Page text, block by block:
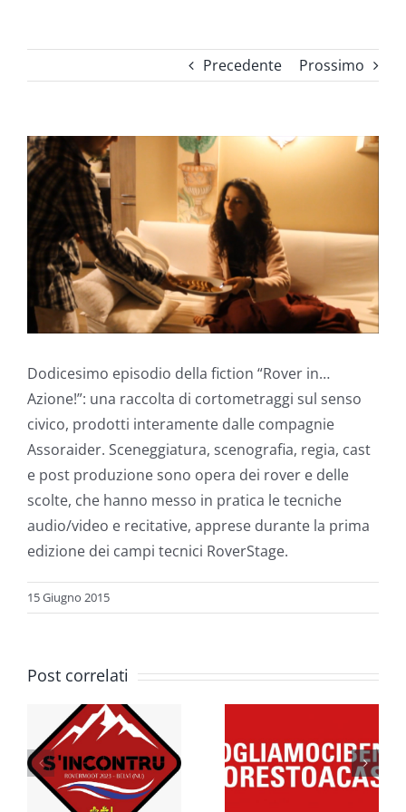
Precedente Prossimo
Ingrandisci
immagine
Dodicesimo episodio della fiction “Rover in…
Azione!”: una raccolta di cortometraggi sul senso
civico, prodotti interamente dalle compagnie
Assoraider. Sceneggiatura, scenografia, regia, cast
e post produzione sono opera dei rover e delle
scolte, che hanno messo in pratica le tecniche
audio/video e recitative, apprese durante la prima
edizione dei campi tecnici RoverStage.
15 Giugno 2015
Post correlati
AI NOSTRI
ROVER,
SCOLTE E
Rovermoot
“The